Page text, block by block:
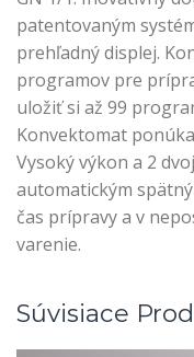
patentovaným
prehľadný displej.
programov pre
uložiť si až 99
Konvektomat
Vysoký výkon a 2
automatickým
čas prípravy a v
varenie.
Súvisiace